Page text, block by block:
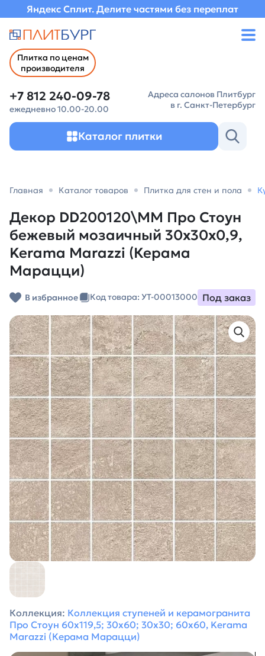
Яндекс Сплит. Делите частями без переплат
Плитка по ценам
производителя
+7 812 240-09-78
ежедневно 10.00-20.00
Адреса салонов Плитбург
в г. Санкт-Петербург
Каталог плитки
Главная Каталог товаров Плитка для стен и пола
Декор DD200120\MM Про Стоун
бежевый мозаичный 30x30x0,9,
Kerama Marazzi (Керама
Марацци)
В избранное Код товара: УТ-00013000 Под заказ
Коллекция: Коллекция ступеней и керамогранита
Про Стоун 60х119,5; 30х60; 30х30; 60х60, Kerama
Marazzi (Керама Марацци)